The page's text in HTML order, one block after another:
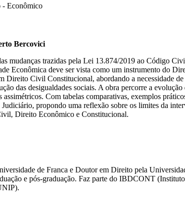
Econômico
Bercovici
mudanças trazidas pela Lei 13.874/2019 ao Código
Econômica deve ser vista como um instrumento do
Direito Civil Constitucional, abordando a necessidade
das desigualdades sociais. A obra percorre a
Com tabelas comparativas, exemplos
propondo uma reflexão sobre os limites da
Direito Econômico e Constitucional.
de Franca e Doutor em Direito pela
e pós-graduação. Faz parte do IBDCONT